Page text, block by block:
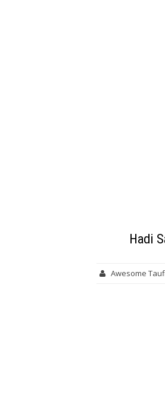
Hadi
Awesome